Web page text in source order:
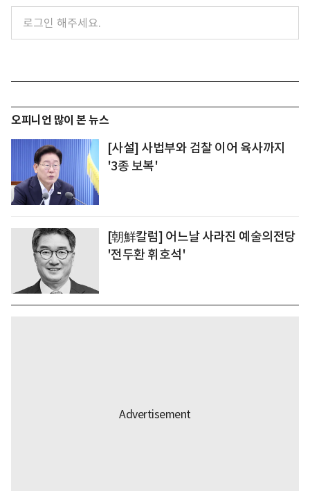
오피니언 많이 본 뉴스
[사설] 사법부와 검찰 이어 육사까지
'3종 보복'
[朝鮮칼럼] 어느날 사라진 예술의전당
'전두환 휘호석'